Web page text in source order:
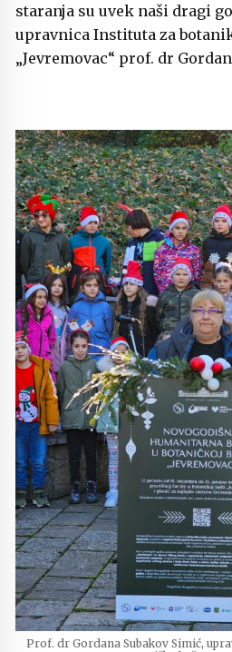
staranja su uvek naši dragi
upravnica Instituta za
„Jevremovac“ prof. dr
Prof. dr Gordana Subakov Simić,